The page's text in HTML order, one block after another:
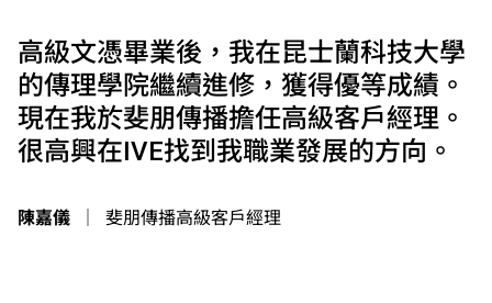
高級文憑畢業後，我在昆士蘭科技大學
的傳理學院繼續進修，獲得優等成績。
現在我於斐朋傳播擔任高級客戶經理。
很高興在IVE找到我職業發展的方向。
陳嘉儀 斐朋傳播高級客戶經理